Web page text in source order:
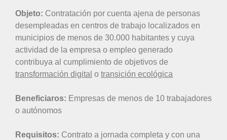
Objeto: Contratación por cuenta ajena de personas
desempleadas en centros de trabajo localizados en
municipios de menos de 30.000 habitantes y cuya
actividad de la empresa o empleo generado
contribuya al cumplimiento de objetivos de
transformación digital o transición ecológica
Beneficiaros: Empresas de menos de 10 trabajadores
o autónomos
Requisitos: Contrato a jornada completa y con una